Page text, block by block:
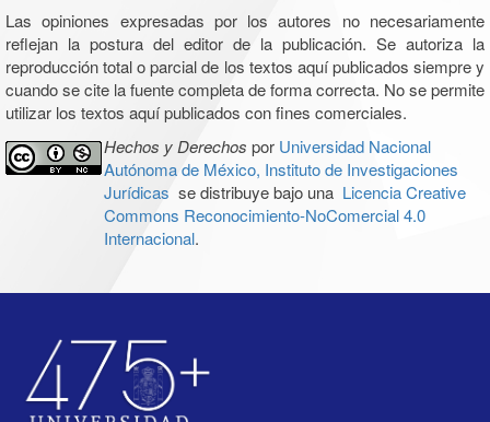
Las opiniones expresadas por los autores no necesariamente
reflejan la postura del editor de la publicación. Se autoriza la
reproducción total o parcial de los textos aquí publicados siempre y
cuando se cite la fuente completa de forma correcta. No se permite
utilizar los textos aquí publicados con fines comerciales.
Hechos y Derechos por Universidad Nacional
Autónoma de México, Instituto de Investigaciones
Jurídicas se distribuye bajo una Licencia Creative
Commons Reconocimiento-NoComercial 4.0
Internacional.